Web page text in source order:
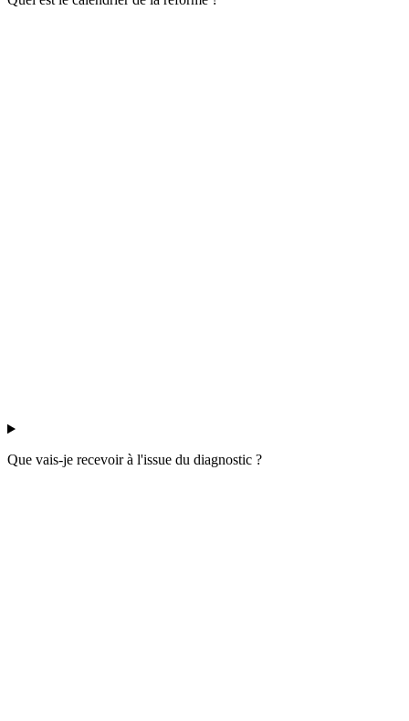
Que vais-je recevoir à l'issue du diagnostic ?